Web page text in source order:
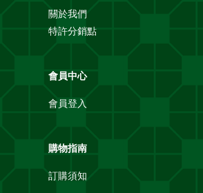
關於我們
特許分銷點
會員中心
會員登入
購物指南
訂購須知